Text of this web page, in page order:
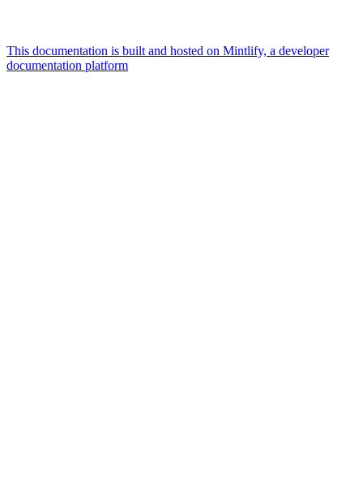
This documentation is built and hosted on Mintlify, a developer
documentation platform